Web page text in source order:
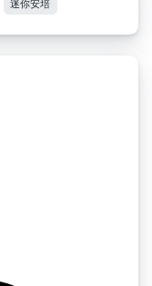
迷你安培